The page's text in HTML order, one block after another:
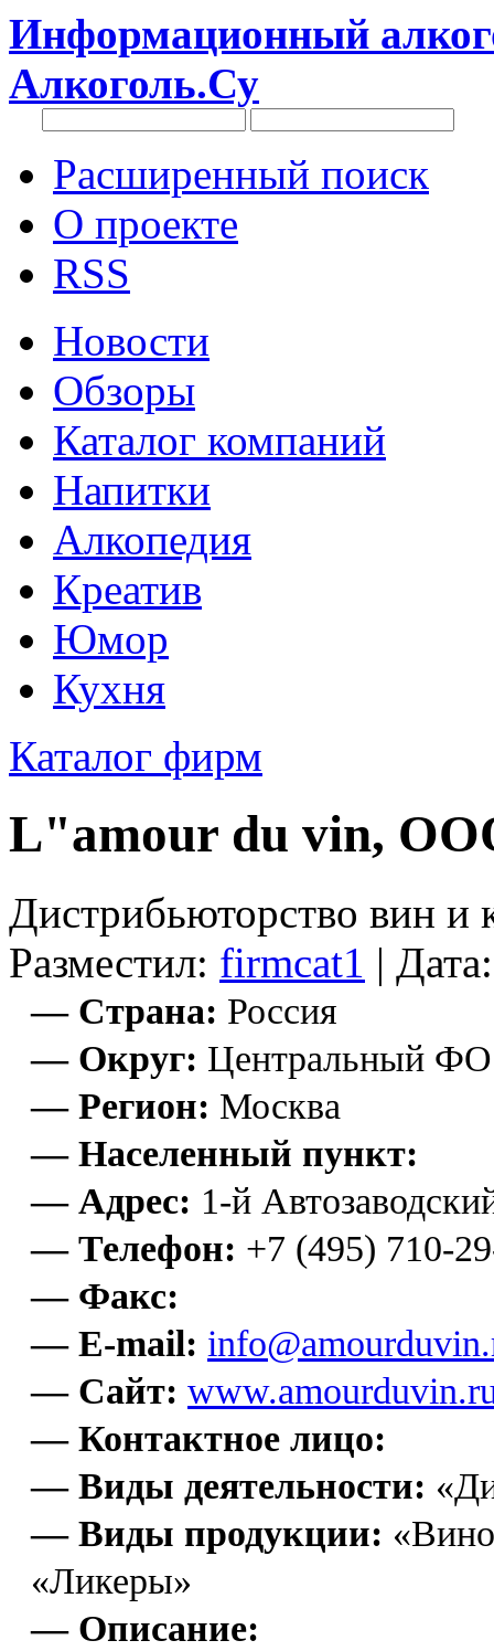
Информационный
Алкоголь.Су
Расширенный поиск
О проекте
RSS
Новости
Обзоры
Каталог компаний
Напитки
Алкопедия
Креатив
Юмор
Кухня
Каталог фирм
L"amour du vin,
Дистрибьюторство вин и
Разместил: firmcat1 |
— Страна: Россия
— Округ: Центральный ФО
— Регион: Москва
— Населенный пункт:
— Адрес: 1-й
— Телефон: +7 (495) 710-
— Факс:
— E-mail:
— Сайт:
— Контактное лицо:
— Виды деятельности:
— Виды продукции:
«Ликеры»
— Описание: